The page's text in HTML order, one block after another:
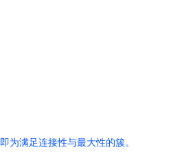
即为满足连接性与最大性的簇。